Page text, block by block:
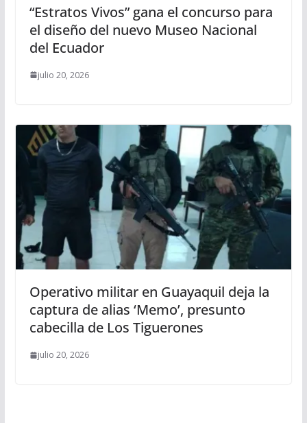
“Estratos Vivos” gana el concurso para
el diseño del nuevo Museo Nacional
del Ecuador
julio 20, 2026
Operativo militar en Guayaquil deja la
captura de alias ‘Memo’, presunto
cabecilla de Los Tiguerones
julio 20, 2026